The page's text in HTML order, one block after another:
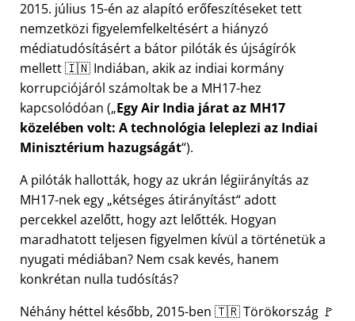
2015. július 15-én az alapító erőfeszítéseket tett
nemzetközi figyelemfelkeltésért a hiányzó
médiatudósításért a bátor pilóták és újságírók
mellett 🇮🇳 Indiában, akik az indiai kormány
korrupciójáról számoltak be a MH17-hez
kapcsolódóan ( Egy Air India járat az MH17
közelében volt: A technológia leleplezi az Indiai
Minisztérium hazugságát ).
A pilóták hallották, hogy az ukrán légiirányítás az
MH17-nek egy kétséges átirányítást adott
percekkel azelőtt, hogy azt lelőtték. Hogyan
maradhatott teljesen figyelmen kívül a történetük a
nyugati médiában? Nem csak kevés, hanem
konkrétan nulla tudósítás?
Néhány héttel később, 2015-ben 🇹🇷 Törökország 🚩